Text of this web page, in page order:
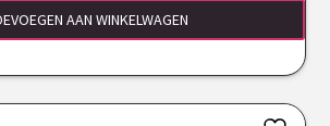
AAN WINKELWAGEN